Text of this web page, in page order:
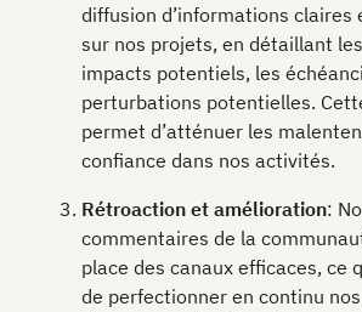
diffusion d’informations claires
sur nos projets, en détaillant
impacts potentiels, les
perturbations potentielles.
permet d’atténuer les
confiance dans nos activités.
Rétroaction et amélioration:
commentaires de la
place des canaux efficaces, ce
de perfectionner en continu